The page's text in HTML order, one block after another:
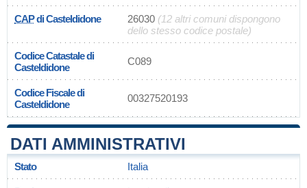
CAPdi Casteldidone 26030 (12 altri comuni dispongono
dello stesso codice postale)
Codice Catastale di
Casteldidone
C089
Codice Fiscale di
Casteldidone
00327520193
DATI AMMINISTRATIVI
Stato Italia